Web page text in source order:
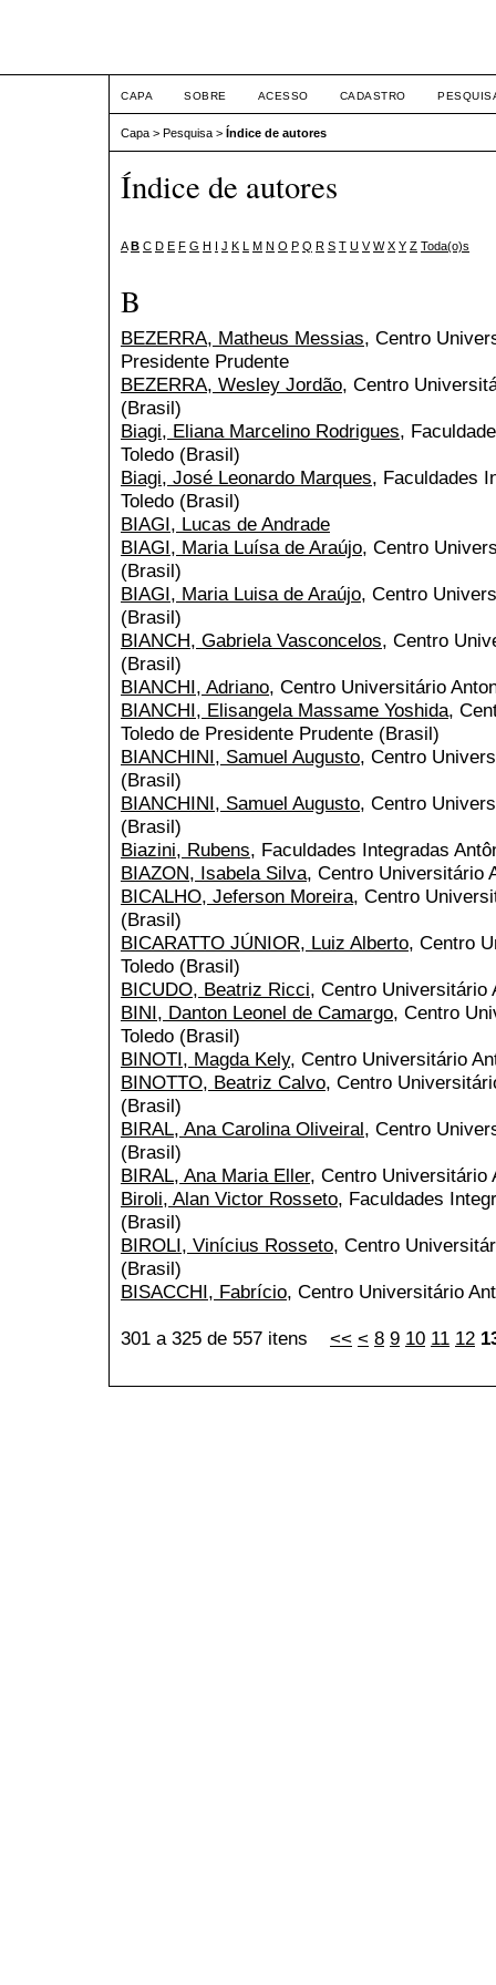
CAPA SOBRE ACESSO CADASTRO
Capa > Pesquisa > Índice de autores
Índice de autores
A B C D E F G H I J K L M N O P Q R S T U V W X Y Z Toda(o)s
B
BEZERRA, Matheus Messias, Centro
Presidente Prudente
BEZERRA, Wesley Jordão, Centro
(Brasil)
Biagi, Eliana Marcelino Rodrigues,
Toledo (Brasil)
Biagi, José Leonardo Marques, Faculdades
Toledo (Brasil)
BIAGI, Lucas de Andrade
BIAGI, Maria Luísa de Araújo, Centro
(Brasil)
BIAGI, Maria Luisa de Araújo, Centro
(Brasil)
BIANCH, Gabriela Vasconcelos, Centro
(Brasil)
BIANCHI, Adriano, Centro Universitário
BIANCHI, Elisangela Massame Yoshida,
Toledo de Presidente Prudente (Brasil)
BIANCHINI, Samuel Augusto, Centro
(Brasil)
BIANCHINI, Samuel Augusto, Centro
(Brasil)
Biazini, Rubens, Faculdades Integradas
BIAZON, Isabela Silva, Centro Universitário
BICALHO, Jeferson Moreira, Centro
(Brasil)
BICARATTO JÚNIOR, Luiz Alberto, Centro
Toledo (Brasil)
BICUDO, Beatriz Ricci, Centro Universitário
BINI, Danton Leonel de Camargo, Centro
Toledo (Brasil)
BINOTI, Magda Kely, Centro Universitário
BINOTTO, Beatriz Calvo, Centro
(Brasil)
BIRAL, Ana Carolina Oliveiral, Centro
(Brasil)
BIRAL, Ana Maria Eller, Centro Universitário
Biroli, Alan Victor Rosseto, Faculdades
(Brasil)
BIROLI, Vinícius Rosseto, Centro
(Brasil)
BISACCHI, Fabrício, Centro Universitário
301 a 325 de 557 itens << < 8 9 10 11 12